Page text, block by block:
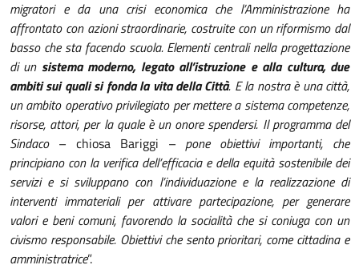
migratori e da una crisi economica che l’Amministrazione ha
affrontato con azioni straordinarie, costruite con un riformismo dal
basso che sta facendo scuola. Elementi centrali nella progettazione
di un sistema moderno, legato all’istruzione e alla cultura, due
ambiti sui quali si fonda la vita della Città. E la nostra è una città,
un ambito operativo privilegiato per mettere a sistema competenze,
risorse, attori, per la quale è un onore spendersi. Il programma del
Sindaco – chiosa Bariggi – pone obiettivi importanti, che
principiano con la verifica dell’efficacia e della equità sostenibile dei
servizi e si sviluppano con l’individuazione e la realizzazione di
interventi immateriali per attivare partecipazione, per generare
valori e beni comuni, favorendo la socialità che si coniuga con un
civismo responsabile. Obiettivi che sento prioritari, come cittadina e
amministratrice”.